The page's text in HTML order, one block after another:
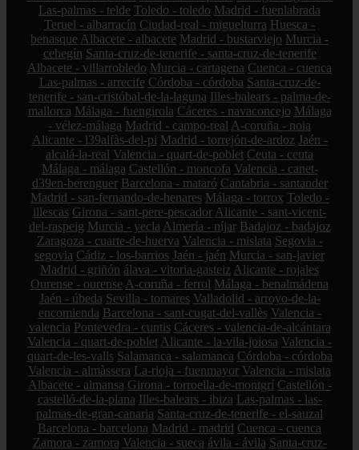
Las-palmas - telde Toledo - toledo Madrid - fuenlabrada
Teruel - albarracín Ciudad-real - miguelturra Huesca -
benasque Albacete - albacete Madrid - bustarviejo Murcia -
cehegín Santa-cruz-de-tenerife - santa-cruz-de-tenerife
Albacete - villarrobledo Murcia - cartagena Cuenca - cuenca
Las-palmas - arrecife Córdoba - córdoba Santa-cruz-de-
tenerife - san-cristóbal-de-la-laguna Illes-balears - palma-de-
mallorca Málaga - fuengirola Cáceres - navaconcejo Málaga
- vélez-málaga Madrid - campo-real A-coruña - noia
Alicante - l39alfàs-del-pi Madrid - torrejón-de-ardoz Jaén -
alcalá-la-real Valencia - quart-de-poblet Ceuta - ceuta
Málaga - málaga Castellón - moncofa Valencia - canet-
d39en-berenguer Barcelona - mataró Cantabria - santander
Madrid - san-fernando-de-henares Málaga - torrox Toledo -
illescas Girona - sant-pere-pescador Alicante - sant-vicent-
del-raspeig Murcia - yecla Almería - níjar Badajoz - badajoz
Zaragoza - cuarte-de-huerva Valencia - mislata Segovia -
segovia Cádiz - los-barrios Jaén - jaén Murcia - san-javier
Madrid - griñón álava - vitoria-gasteiz Alicante - rojales
Ourense - ourense A-coruña - ferrol Málaga - benalmádena
Jaén - úbeda Sevilla - tomares Valladolid - arroyo-de-la-
encomienda Barcelona - sant-cugat-del-vallès Valencia -
valencia Pontevedra - cuntis Cáceres - valencia-de-alcántara
Valencia - quart-de-poblet Alicante - la-vila-joiosa Valencia -
quart-de-les-valls Salamanca - salamanca Córdoba - córdoba
Valencia - almàssera La-rioja - fuenmayor Valencia - mislata
Albacete - almansa Girona - torroella-de-montgrí Castellón -
castelló-de-la-plana Illes-balears - ibiza Las-palmas - las-
palmas-de-gran-canaria Santa-cruz-de-tenerife - el-sauzal
Barcelona - barcelona Madrid - madrid Cuenca - cuenca
Zamora - zamora Valencia - sueca ávila - ávila Santa-cruz-